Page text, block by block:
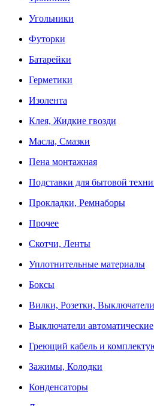
Угольники
Футорки
Батарейки
Герметики
Изолента
Клея, Жидкие гвозди
Масла, Смазки
Пена монтажная
Подставки для бытовой
Прокладки, Ремнаборы
Прочее
Скотчи, Ленты
Уплотнительные материалы
Боксы
Вилки, Розетки, Выключатели
Выключатели автоматические
Греющий кабель и
Зажимы, Колодки
Конденсаторы